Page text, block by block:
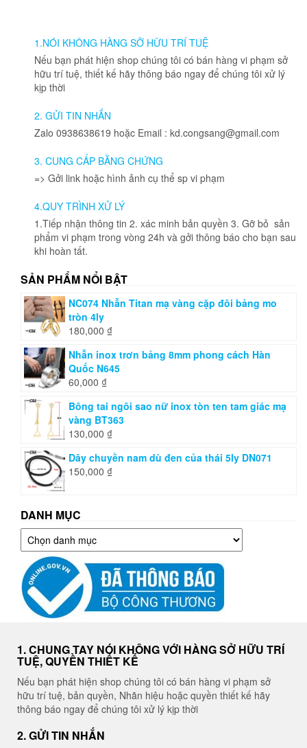
1.NÓI KHÔNG HÀNG SỠ HỮU TRÍ TUỆ
Nếu bạn phát hiện shop chúng tôi có bán hàng vi phạm sở
hữu trí tuệ, thiết kế hãy thông báo ngay để chúng tôi xử lý
kịp thời
2. GỬI TIN NHẮN
Zalo 0938638619 hoặc Email : kd.congsang@gmail.com
3. CUNG CẤP BẰNG CHỨNG
=> Gởi link hoặc hình ảnh cụ thể sp vi phạm
4.QUY TRÌNH XỬ LÝ
1.Tiếp nhận thông tin 2. xác minh bản quyền 3. Gỡ bỏ sản
phẩm vi phạm trong vòng 24h và gởi thông báo cho bạn sau
khi hoàn tất.
SẢN PHẨM NỔI BẬT
NC074 Nhẫn Titan mạ vàng cặp đôi bảng mo
tròn 4ly
180,000 ₫
Nhẫn inox trơn bảng 8mm phong cách Hàn
Quốc N645
60,000 ₫
Bông tai ngôi sao nữ inox tòn ten tam giác mạ
vàng BT363
130,000 ₫
Dây chuyền nam dù đen của thái 5ly DN071
150,000 ₫
DANH MỤC
Danh
mục
1. CHUNG TAY NÓI KHÔNG VỚI HÀNG SỞ HỮU TRÍ
TUỆ, QUYỀN THIẾT KẾ
Nếu bạn phát hiện shop chúng tôi có bán hàng vi phạm sở
hữu trí tuệ, bản quyền, Nhãn hiệu hoặc quyền thiết kế hãy
thông báo ngay để chúng tôi xử lý kịp thời
2. GỬI TIN NHẮN